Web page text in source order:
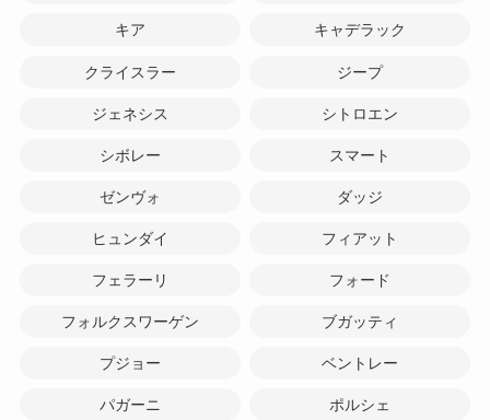
キア キャデラック
クライスラー ジープ
ジェネシス シトロエン
シボレー スマート
ゼンヴォ ダッジ
ヒュンダイ フィアット
フェラーリ フォード
フォルクスワーゲン ブガッティ
プジョー ベントレー
パガーニ ポルシェ